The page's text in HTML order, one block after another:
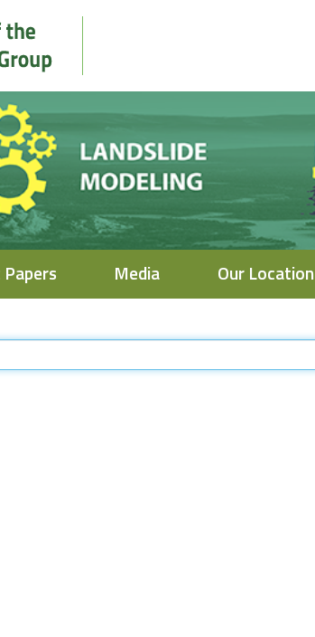
Media Our Location